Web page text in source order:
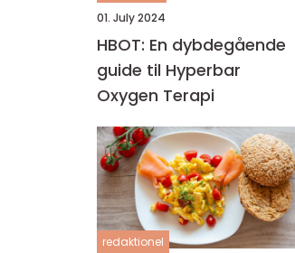
01. July 2024
HBOT: En dybdegående
guide til Hyperbar
Oxygen Terapi
redaktionel